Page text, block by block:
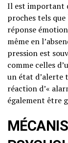
Il est important
proches tels que
réponse
même en
pression est
comme celles
un état d’alerte
réaction d’«
également être